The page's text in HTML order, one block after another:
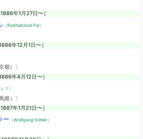
年1月27日〜］
（Radhabinod Pal）
年12月1日〜］
都）〕
年4月12日〜］
う）
県）〕
年1月21日〜］
ー （Wolfgang Köhler）